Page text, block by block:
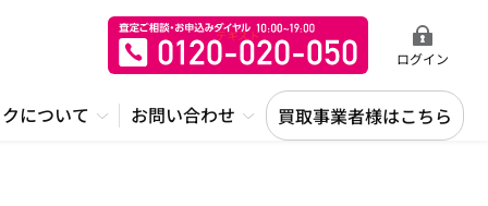
ログイン
について お問い合わせ 買取事業者様はこちら